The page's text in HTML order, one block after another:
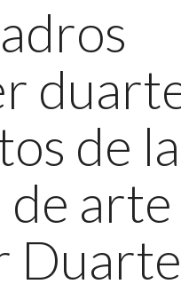
de
de
Duarte